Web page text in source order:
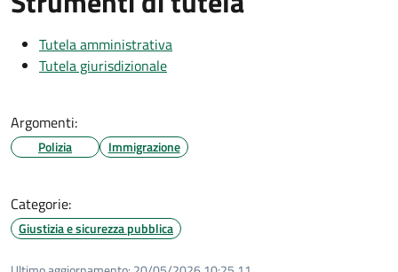
Tutela amministrativa
Tutela giurisdizionale
Argomenti:
Polizia Immigrazione
Categorie:
Giustizia e sicurezza pubblica